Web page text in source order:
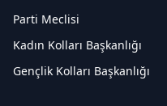
Parti Meclisi
Kadın Kolları Başkanlığı
Gençlik Kolları Başkanlığı